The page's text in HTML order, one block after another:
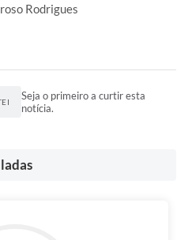
Rodrigues
Seja o primeiro a curtir esta
notícia.